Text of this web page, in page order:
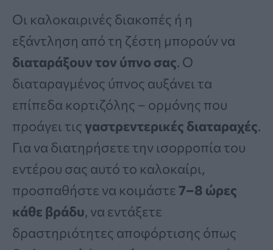
Οι καλοκαιρινές διακοπές ή η
εξάντληση από τη ζέστη μπορούν να
διαταράξουν τον ύπνο σας. Ο
διαταραγμένος ύπνος αυξάνει τα
επίπεδα κορτιζόλης – ορμόνης που
προάγει τιςγαστρεντερικές διαταραχές.
Για να διατηρήσετε την ισορροπία του
εντέρου σας αυτό το καλοκαίρι,
προσπαθήστε να κοιμάστε 7–8 ώρες
κάθε βράδυ, να εντάξετε
δραστηριότητες αποφόρτισης όπως